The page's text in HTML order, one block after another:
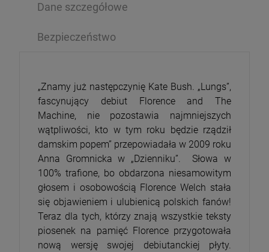
79,99 zł
Dane szczegółowe
Bezpieczeństwo
„Znamy już następczynię Kate Bush. „Lungs”,
fascynujący debiut Florence and The
Machine, nie pozostawia najmniejszych
wątpliwości, kto w tym roku będzie rządził
damskim popem” przepowiadała w 2009 roku
Anna Gromnicka w „Dzienniku”. Słowa w
100% trafione, bo obdarzona niesamowitym
głosem i osobowością Florence Welch stała
się objawieniem i ulubienicą polskich fanów!
Teraz dla tych, którzy znają wszystkie teksty
piosenek na pamięć Florence przygotowała
nową wersję swojej debiutanckiej płyty.